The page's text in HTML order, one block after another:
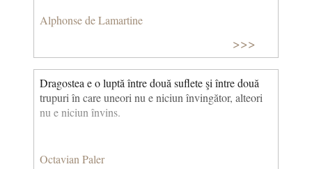
Alphonse de Lamartine
>>>
Dragostea e o luptă între două suflete şi între două
trupuri în care uneori nu e niciun învingător, alteori
nu e niciun învins.
Octavian Paler